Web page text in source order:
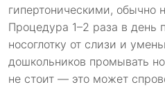
гипертоническими, обычно
Процедура 1–2 раза в день
носоглотку от слизи и
дошкольников промывать
не стоит — это может